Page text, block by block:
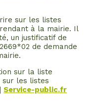
sur les listes
à la mairie. Il
un justificatif de
de demande
sur la liste
sur les listes
Service-public.fr